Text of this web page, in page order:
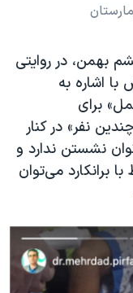
بهمن، در روایتی
با اشاره به
برای
ساعت باید چندین نفر» در کنار
نشستن ندارد و
برانکارد می‌توان